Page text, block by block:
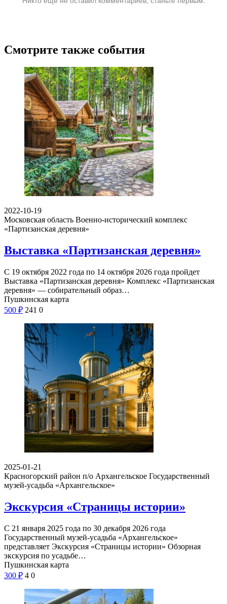
Смотрите также события
2022-10-19
Московская область Военно-исторический комплекс
«Партизанская деревня»
Выставка «Партизанская деревня»
С 19 октября 2022 года по 14 октября 2026 года пройдет
Выставка «Партизанская деревня» Комплекс «Партизанская
деревня» — собирательный образ…
Пушкинская карта
500 ₽ 241 0
2025-01-21
Красногорский район п/о Архангельское Государственный
музей-усадьба «Архангельское»
Экскурсия «Страницы истории»
С 21 января 2025 года по 30 декабря 2026 года
Государственный музей-усадьба «Архангельское»
представляет Экскурсия «Страницы истории» Обзорная
экскурсия по усадьбе…
Пушкинская карта
300 ₽ 4 0